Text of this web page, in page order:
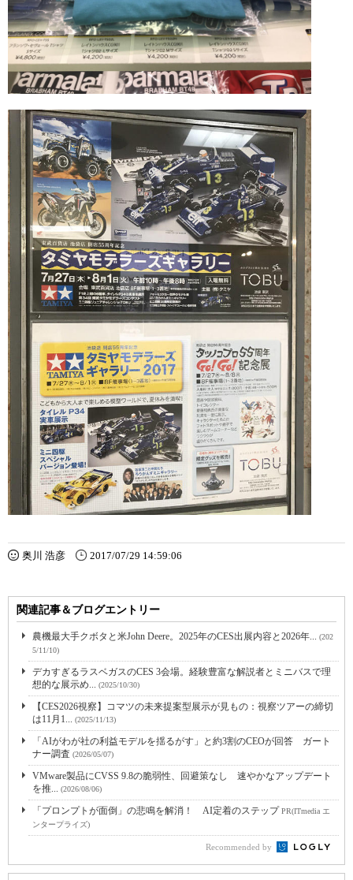
奥川 浩彦 2017/07/29 14:59:06
関連記事＆ブログエントリー
農機最大手クボタと米John Deere。2025年のCES出展内容と2026年...
(202
5/11/10)
デカすぎるラスベガスのCES 3会場。経験豊富な解説者とミニバスで理
想的な展示め...
(2025/10/30)
【CES2026視察】コマツの未来提案型展示が見もの：視察ツアーの締切
は11月1...
(2025/11/13)
「AIがわが社の利益モデルを揺るがす」と約3割のCEOが回答 ガート
ナー調査 (2026/05/07)
VMware製品にCVSS 9.8の脆弱性、回避策なし 速やかなアップデート
を推...
(2026/08/06)
「プロンプトが面倒」の悲鳴を解消！ AI定着のステップPR(ITmedia エ
ンタープライズ)
Recommended by